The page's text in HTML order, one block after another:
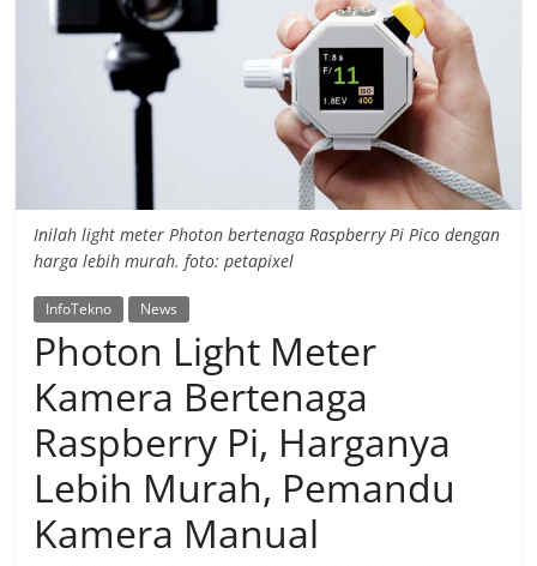
Inilah light meter Photon bertenaga Raspberry Pi Pico dengan
harga lebih murah. foto: petapixel
InfoTekno News
Photon Light Meter
Kamera Bertenaga
Raspberry Pi, Harganya
Lebih Murah, Pemandu
Kamera Manual